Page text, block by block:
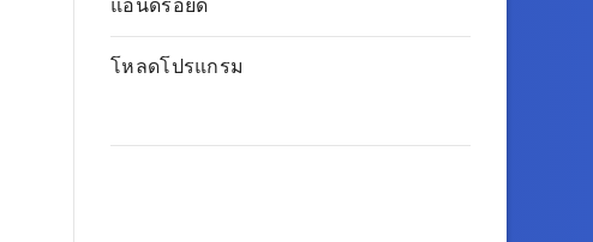
โหลดโปรแกรม